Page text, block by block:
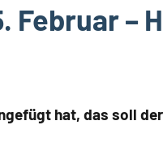
Februar –
hat, das soll